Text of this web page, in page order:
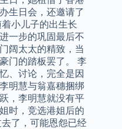
生日会，还邀请了
小儿子的出生长
一步的巩固最后不
阔太太的精致，当
门的踏板罢了。 李
、讨论，完全是因
明慧与翁嘉穗捆绑
，李明慧就没有平
时，竞选港姐后的
了，可能恩怨已经